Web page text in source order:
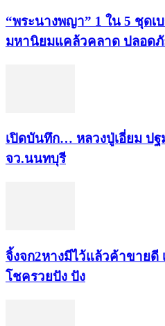
“พระ​นาง​พญา” 1 ใน 5​ ชุดเ
มหา​นิยม​แคล้วคลาด​ ปลอด
เปิดบันทึก… หลวงปู่เอี่ยม ​ป
จว.นนทบุรี
จิ้งจก​2​หาง​มีไว้แล้ว​ค้าขาย​ดี​
โชค​รวยปัง​ ปัง​